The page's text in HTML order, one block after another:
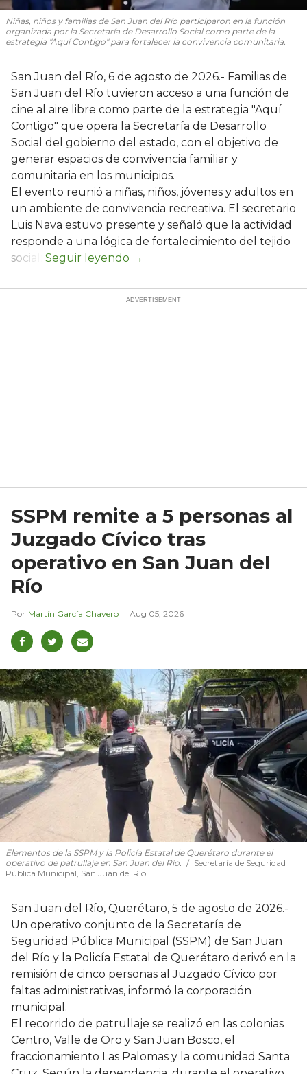
Niñas, niños y familias de San Juan del Río participaron en la función
organizada por la Secretaría de Desarrollo Social como parte de la
estrategia "Aquí Contigo" para fortalecer la convivencia comunitaria.
San Juan del Río, 6 de agosto de 2026.- Familias de
San Juan del Río tuvieron acceso a una función de
cine al aire libre como parte de la estrategia "Aquí
Contigo" que opera la Secretaría de Desarrollo
Social del gobierno del estado, con el objetivo de
generar espacios de convivencia familiar y
comunitaria en los municipios.
El evento reunió a niñas, niños, jóvenes y adultos en
un ambiente de convivencia recreativa. El secretario
Luis Nava estuvo presente y señaló que la actividad
responde a una lógica de fortalecimiento del tejido
social:
SSPM remite a 5 personas al
Juzgado Cívico tras
operativo en San Juan del
Río
Martín García Chavero Aug 05, 2026
Elementos de la SSPM y la Policía Estatal de Querétaro durante el
operativo de patrullaje en San Juan del Río.
Secretaría de Seguridad
Pública Municipal, San Juan del Río
San Juan del Río, Querétaro, 5 de agosto de 2026.-
Un operativo conjunto de la Secretaría de
Seguridad Pública Municipal (SSPM) de San Juan
del Río y la Policía Estatal de Querétaro derivó en la
remisión de cinco personas al Juzgado Cívico por
faltas administrativas, informó la corporación
municipal.
El recorrido de patrullaje se realizó en las colonias
Centro, Valle de Oro y San Juan Bosco, el
fraccionamiento Las Palomas y la comunidad Santa